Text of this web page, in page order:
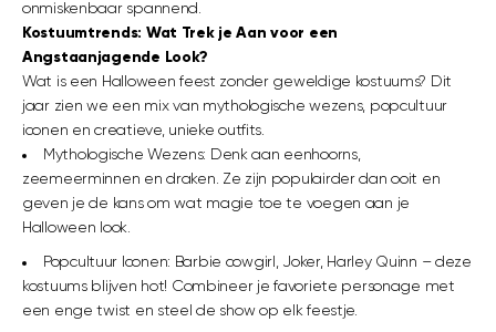
onmiskenbaar spannend.
Kostuumtrends: Wat Trek je Aan voor een
Angstaanjagende Look?
Wat is een Halloween feest zonder geweldige kostuums? Dit
jaar zien we een mix van mythologische wezens, popcultuur
iconen en creatieve, unieke outfits.
Mythologische Wezens: Denk aan eenhoorns,
zeemeerminnen en draken. Ze zijn populairder dan ooit en
geven je de kans om wat magie toe te voegen aan je
Halloween look.
Popcultuur Iconen: Barbie cowgirl, Joker, Harley Quinn – deze
kostuums blijven hot! Combineer je favoriete personage met
een enge twist en steel de show op elk feestje.